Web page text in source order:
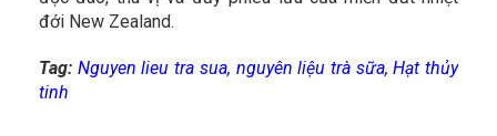
đới New Zealand.
Tag: Nguyen lieu tra sua, nguyên liệu trà sữa,Hạt thủy
tinh